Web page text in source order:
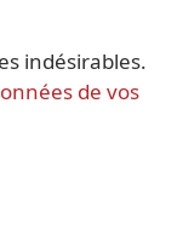
indésirables.
de vos